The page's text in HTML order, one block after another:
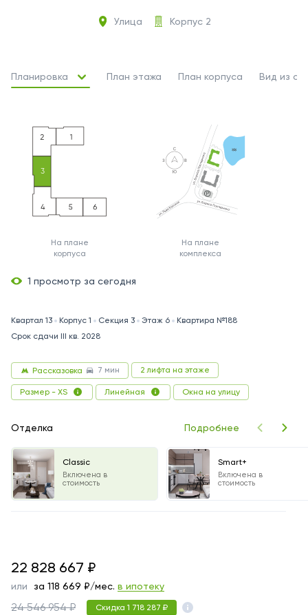
Улица Корпус 2
Планировка План этажа План корпуса Вид из
На плане
корпуса
На плане
комплекса
1 просмотр за сегодня
Квартал 13 Корпус 1 Секция 3 Этаж 6
Квартира №188
Срок сдачи III кв. 2028
Рассказовка 7 мин 2 лифта на этаже
Размер - XS Линейная Окна на улицу
Отделка Подробнее
Classic
Включена в
стоимость
Smart+
Включена в
стоимость
22828667
22 828 667 ₽
или за 118 669 ₽/мес. в ипотеку
24 546 954 ₽ Скидка 1 718 287 ₽